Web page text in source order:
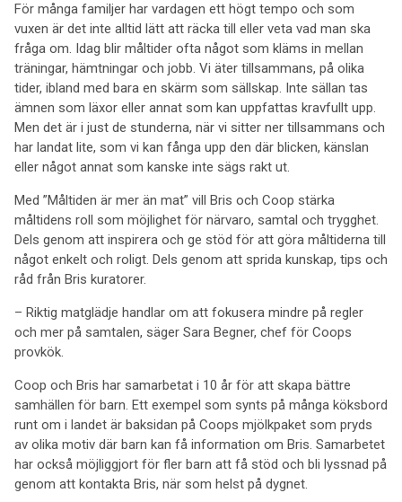
För många familjer har vardagen ett högt tempo och som
vuxen är det inte alltid lätt att räcka till eller veta vad man ska
fråga om. Idag blir måltider ofta något som kläms in mellan
träningar, hämtningar och jobb. Vi äter tillsammans, på olika
tider, ibland med bara en skärm som sällskap. Inte sällan tas
ämnen som läxor eller annat som kan uppfattas kravfullt upp.
Men det är i just de stunderna, när vi sitter ner tillsammans och
har landat lite, som vi kan fånga upp den där blicken, känslan
eller något annat som kanske inte sägs rakt ut.
Med ”Måltiden är mer än mat” vill Bris och Coop stärka
måltidens roll som möjlighet för närvaro, samtal och trygghet.
Dels genom att inspirera och ge stöd för att göra måltiderna till
något enkelt och roligt. Dels genom att sprida kunskap, tips och
råd från Bris kuratorer.
– Riktig matglädje handlar om att fokusera mindre på regler
och mer på samtalen, säger Sara Begner, chef för Coops
provkök.
Coop och Bris har samarbetat i 10 år för att skapa bättre
samhällen för barn. Ett exempel som synts på många köksbord
runt om i landet är baksidan på Coops mjölkpaket som pryds
av olika motiv där barn kan få information om Bris. Samarbetet
har också möjliggjort för fler barn att få stöd och bli lyssnad på
genom att kontakta Bris, när som helst på dygnet.